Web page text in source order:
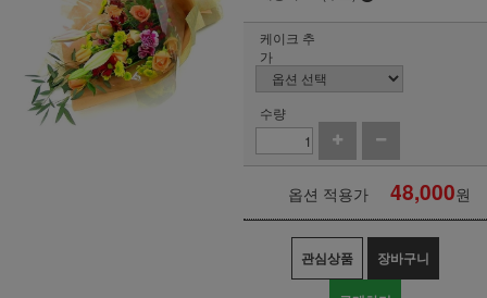
케이크 추
가
수량
옵션 적용가 48,000원
관심상품 장바구니